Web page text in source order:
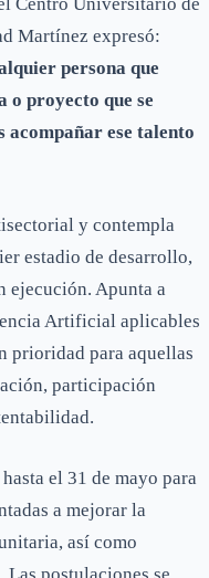
Martínez expresó:
persona que
o proyecto que se
acompañar ese talento
y contempla
estadio de desarrollo,
ejecución. Apunta a
Artificial aplicables
prioridad para aquellas
participación
el 31 de mayo para
a mejorar la
así como